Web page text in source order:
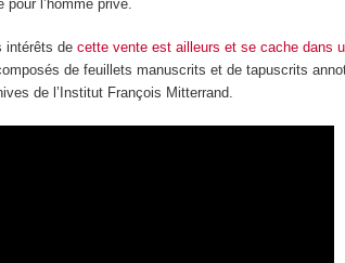
l’homme privé.
intérêts decette vente est ailleurs et se cache dans
de feuillets manuscrits et de tapuscrits
de l’Institut François Mitterrand.